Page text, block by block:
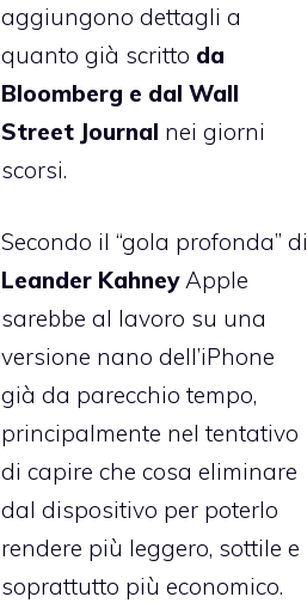
aggiungono dettagli a
quanto già scritto da
Bloomberg e dal Wall
Street Journal nei giorni
scorsi.
Secondo il “gola profonda” di
Leander KahneyApple
sarebbe al lavoro su una
versione nano dell’iPhone
già da parecchio tempo,
principalmente nel tentativo
di capire che cosa eliminare
dal dispositivo per poterlo
rendere più leggero, sottile e
soprattutto più economico.